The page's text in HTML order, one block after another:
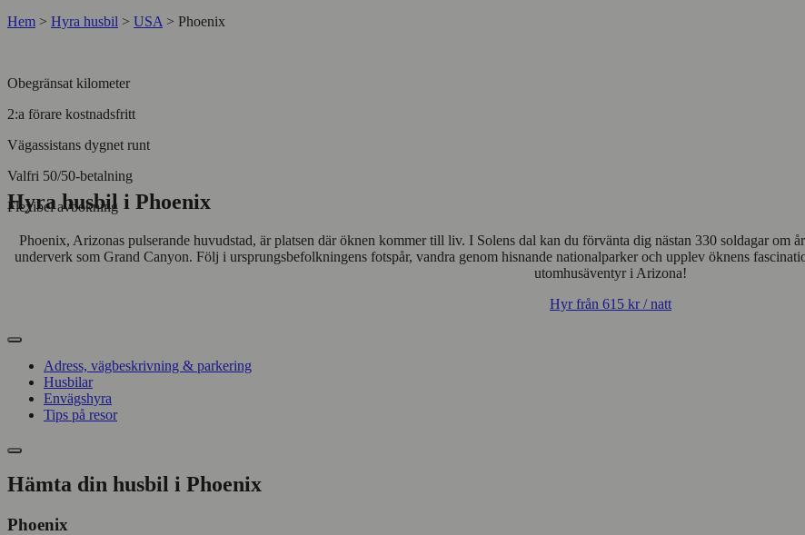
Hem > Hyra husbil > USA > Phoenix
Obegränsat kilometer
2:a förare kostnadsfritt
Vägassistans dygnet runt
Valfri 50/50-betalning
Flexibel avbokning
Hyra husbil i Phoenix
Phoenix, Arizonas pulserande huvudstad, är platsen där öknen kommer till liv. I Solens dal kan du förvänta dig nästan 330 soldagar om
underverk som Grand Canyon. Följ i ursprungsbefolkningens fotspår, vandra genom hisnande nationalparker och upplev öknens
utomhusäventyr i Arizona!
Hyr från 615 kr / natt
Adress, vägbeskrivning & parkering
Husbilar
Envägshyra
Tips på resor
Hämta din husbil i Phoenix
Phoenix